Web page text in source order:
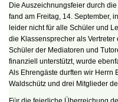
Die Auszeichnungsfeier durch
fand am Freitag, 14. September,
leider nicht für alle Schüler und
die Klassensprecher als
Schüler der Mediatoren und
finanziell unterstützt, wurde
Als Ehrengäste durften wir Herrn
Waldschütz und drei Mitglieder